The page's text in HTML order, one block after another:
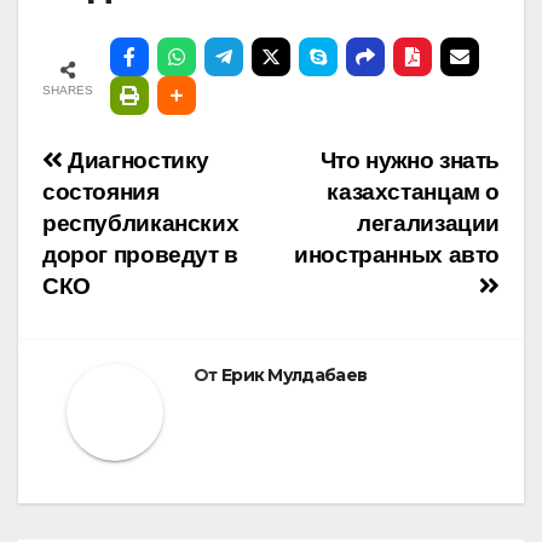
SHARES
Навигация
по
записям
Что нужно знать
казахстанцам о
легализации
иностранных авто
Диагностику
состояния
республиканских
дорог проведут в
СКО
От Ерик Мулдабаев